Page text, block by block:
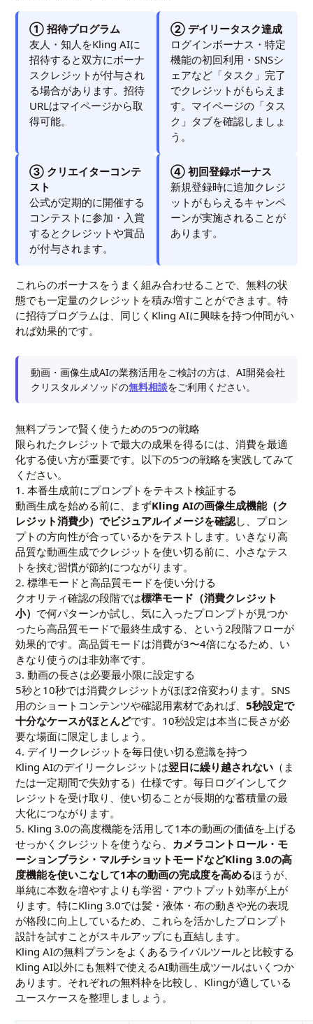
① 招待プログラム
友人・知人をKling AIに
招待すると双方にボーナ
スクレジットが付与され
る場合があります。招待
URLはマイページから取
得可能。
② デイリータスク達成
ログインボーナス・特定
機能の初回利用・SNSシ
ェアなど「タスク」完了
でクレジットがもらえま
す。マイページの「タス
ク」タブを確認しましょ
う。
③ クリエイターコンテ
スト
公式が定期的に開催する
コンテストに参加・入賞
するとクレジットや賞品
が付与されます。
④ 初回登録ボーナス
新規登録時に追加クレジ
ットがもらえるキャンペ
ーンが実施されることが
あります。
これらのボーナスをうまく組み合わせることで、無料の状
態でも一定量のクレジットを積み増すことができます。特
に招待プログラムは、同じくKling AIに興味を持つ仲間がい
れば効果的です。
動画・画像生成AIの業務活用をご検討の方は、AI開発会社
クリスタルメソッドの無料相談をご利用ください。
無料プランで賢く使うための5つの戦略
限られたクレジットで最大の成果を得るには、消費を最適
化する使い方が重要です。以下の5つの戦略を実践してみて
ください。
1. 本番生成前にプロンプトをテキスト検証する
動画生成を始める前に、まずKling AIの画像生成機能（ク
レジット消費少）でビジュアルイメージを確認し、プロン
プトの方向性が合っているかをテストします。いきなり高
品質な動画生成でクレジットを使い切る前に、小さなテス
トを挟む習慣が節約につながります。
2. 標準モードと高品質モードを使い分ける
クオリティ確認の段階では標準モード（消費クレジット
小） で何パターンか試し、気に入ったプロンプトが見つか
ったら高品質モードで最終生成する、という2段階フローが
効果的です。高品質モードは消費が3〜4倍になるため、い
きなり使うのは非効率です。
3. 動画の長さは必要最小限に設定する
5秒と10秒では消費クレジットがほぼ2倍変わります。SNS
用のショートコンテンツや確認用素材であれば、5秒設定で
十分なケースがほとんどです。10秒設定は本当に長さが必
要な場面に限定しましょう。
4. デイリークレジットを毎日使い切る意識を持つ
Kling AIのデイリークレジットは翌日に繰り越されない （ま
たは一定期間で失効する）仕様です。毎日ログインしてク
レジットを受け取り、使い切ることが長期的な蓄積量の最
大化につながります。
5. Kling 3.0の高度機能を活用して1本の動画の価値を上げる
せっかくクレジットを使うなら、 カメラコントロール・モ
ーションブラシ・マルチショットモードなどKling 3.0の高
度機能を使いこなして1本の動画の完成度を高めるほうが、
単純に本数を増やすよりも学習・アウトプット効率が上が
ります。特にKling 3.0では髪・液体・布の動きや光の表現
が格段に向上しているため、これらを活かしたプロンプト
設計を試すことがスキルアップにも直結します。
Kling AIの無料プランをよくあるライバルツールと比較する
Kling AI以外にも無料で使えるAI動画生成ツールはいくつか
あります。それぞれの無料枠を比較し、Klingが適している
ユースケースを整理しましょう。